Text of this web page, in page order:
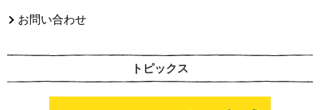
お問い合わせ
トピックス